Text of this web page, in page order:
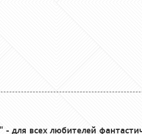
- для всех любителей